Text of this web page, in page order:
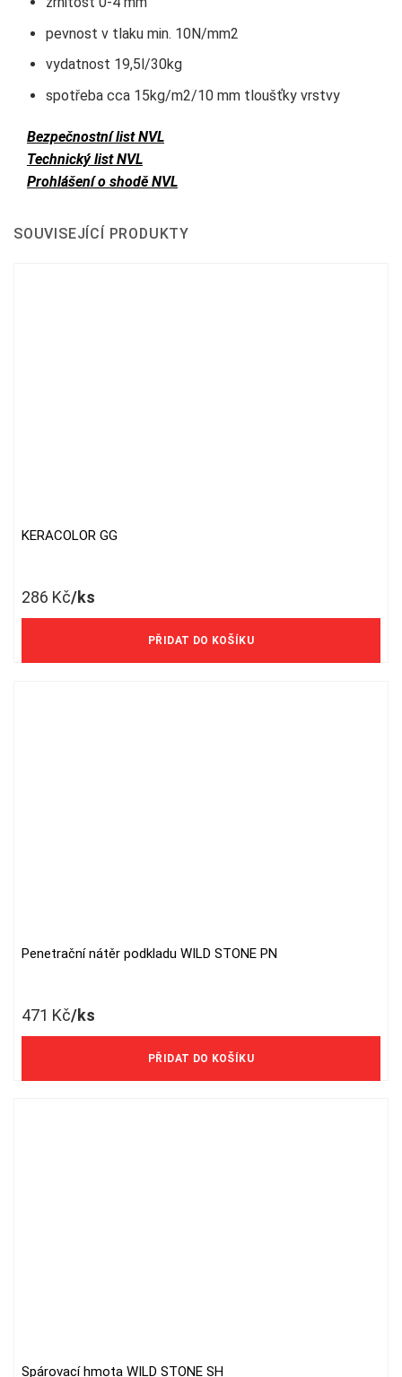
pevnost v tlaku min. 10N/mm2
vydatnost 19,5l/30kg
spotřeba cca 15kg/m2/10 mm tloušťky vrstvy
Bezpečnostní list NVL
Technický list NVL
Prohlášení o shodě NVL
SOUVISEJÍCÍ PRODUKTY
KERACOLOR GG
286 Kč/ks
236 Kč/ks bez DPH
PŘIDAT DO KOŠÍKU
Penetrační nátěr podkladu WILD STONE PN
471 Kč/ks
389 Kč/ks bez DPH
PŘIDAT DO KOŠÍKU
Spárovací hmota WILD STONE SH